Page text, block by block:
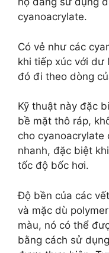
cyanoacrylate.
Có vẻ như các
khi tiếp xúc với dư
đó đi theo dòng
Kỹ thuật này đặc
bề mặt thô ráp,
cho
nhanh, đặc biệt
tốc độ bốc hơi.
Độ bền của các
và mặc dù
màu, nó có thể
bằng cách sử